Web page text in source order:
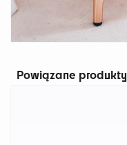
Powiązane produkty